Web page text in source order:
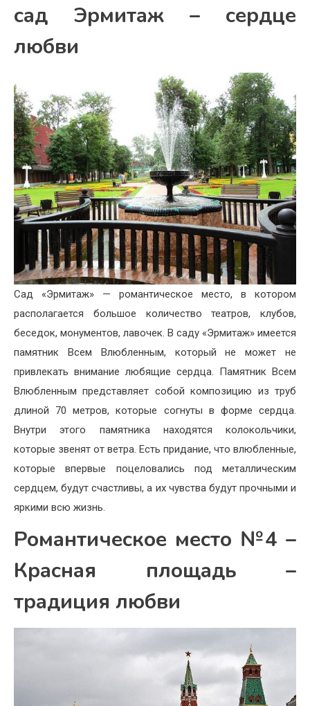
сад Эрмитаж – сердце
любви
Сад «Эрмитаж» — романтическое место, в котором
располагается большое количество театров, клубов,
беседок, монументов, лавочек. В саду «Эрмитаж» имеется
памятник Всем Влюбленным, который не может не
привлекать внимание любящие сердца. Памятник Всем
Влюбленным представляет собой композицию из труб
длиной 70 метров, которые согнуты в форме сердца.
Внутри этого памятника находятся колокольчики,
которые звенят от ветра. Есть придание, что влюбленные,
которые впервые поцеловались под металлическим
сердцем, будут счастливы, а их чувства будут прочными и
яркими всю жизнь.
Романтическое место №4 –
Красная площадь –
традиция любви